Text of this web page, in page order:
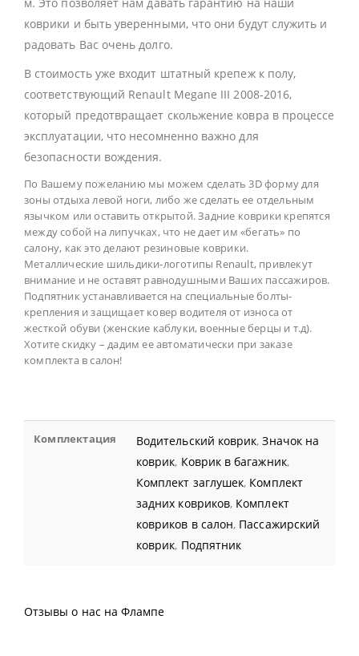
коврики и быть уверенными, что они будут служить и
радовать Вас очень долго.
В стоимость уже входит штатный крепеж к полу,
соответствующий Renault Megane III 2008-2016,
который предотвращает скольжение ковра в процессе
эксплуатации, что несомненно важно для
безопасности вождения.
По Вашему пожеланию мы можем сделать 3D форму для
зоны отдыха левой ноги, либо же сделать ее отдельным
язычком или оставить открытой. Задние коврики крепятся
между собой на липучках, что не дает им «бегать» по
салону, как это делают резиновые коврики.
Металлические шильдики-логотипы Renault, привлекут
внимание и не оставят равнодушными Ваших пассажиров.
Подпятник устанавливается на специальные болты-
крепления и защищает ковер водителя от износа от
жесткой обуви (женские каблуки, военные берцы и т.д).
Хотите скидку – дадим ее автоматически при заказе
комплекта в салон!
Комплектация Водительский коврик,Значок на
коврик, Коврик в багажник,
Комплект заглушек, Комплект
задних ковриков, Комплект
ковриков в салон, Пассажирский
коврик, Подпятник
Отзывы о нас на Флампе